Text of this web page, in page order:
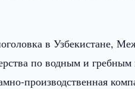
в Узбекистане,
по водным и
производственная